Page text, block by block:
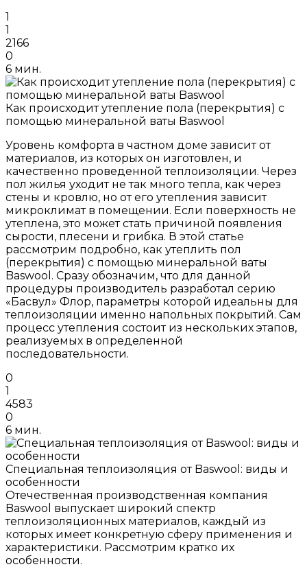
1
1
2166
0
6 мин.
Как происходит утепление пола (перекрытия) с
помощью минеральной ваты Baswool
Уровень комфорта в частном доме зависит от
материалов, из которых он изготовлен, и
качественно проведенной теплоизоляции. Через
пол жилья уходит не так много тепла, как через
стены и кровлю, но от его утепления зависит
микроклимат в помещении. Если поверхность не
утеплена, это может стать причиной появления
сырости, плесени и грибка. В этой статье
рассмотрим подробно, как утеплить пол
(перекрытия) с помощью минеральной ваты
Baswool. Сразу обозначим, что для данной
процедуры производитель разработал серию
«Басвул» Флор, параметры которой идеальны для
теплоизоляции именно напольных покрытий. Сам
процесс утепления состоит из нескольких этапов,
реализуемых в определенной
последовательности.
0
1
4583
0
6 мин.
Специальная теплоизоляция от Baswool: виды и
особенности
Отечественная производственная компания
Baswool выпускает широкий спектр
теплоизоляционных материалов, каждый из
которых имеет конкретную сферу применения и
характеристики. Рассмотрим кратко их
особенности.